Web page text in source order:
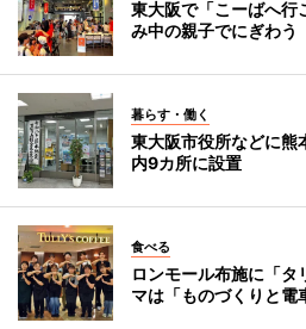
東大阪で「こーばへ
み中の親子でにぎわう
暮らす・働く
東大阪市役所などに
内9カ所に設置
食べる
ロンモール布施に「
マは「ものづくりと電